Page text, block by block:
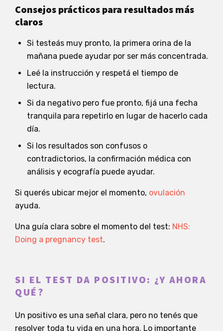
Consejos prácticos para resultados más
claros
Si testeás muy pronto, la primera orina de la
mañana puede ayudar por ser más concentrada.
Leé la instrucción y respetá el tiempo de
lectura.
Si da negativo pero fue pronto, fijá una fecha
tranquila para repetirlo en lugar de hacerlo cada
día.
Si los resultados son confusos o
contradictorios, la confirmación médica con
análisis y ecografía puede ayudar.
Si querés ubicar mejor el momento, ovulación
ayuda.
Una guía clara sobre el momento del test: NHS:
Doing a pregnancy test.
SI EL TEST DA POSITIVO: ¿Y AHORA
QUÉ?
Un positivo es una señal clara, pero no tenés que
resolver toda tu vida en una hora. Lo importante